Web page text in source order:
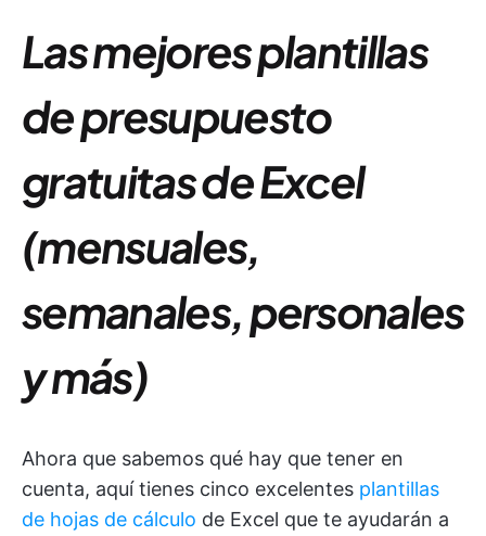
Las mejoresplantillas
de presupuesto
gratuitas de Excel
(mensuales,
semanales, personales
y más)
Ahora que sabemos qué hay que tener en
cuenta, aquí tienes cinco excelentes plantillas
de hojas de cálculo de Excel que te ayudarán a